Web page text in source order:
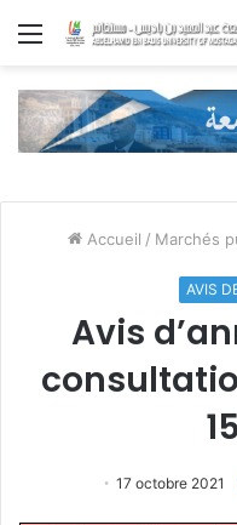
Menu
Accueil / Marchés
AVIS
Avis
consultation
17 octobre 2021